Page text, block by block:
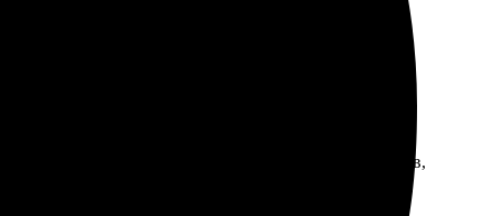
все-таки связались, предложили выбрать из шаблонов,
хватило информации о статусе заказа.